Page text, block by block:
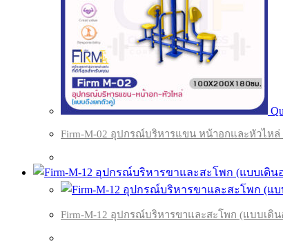
Firm-M-02 อุปกรณ์บริหารแขน หน้าอกและหัวไห
Firm-M-12 อุปกรณ์บริหารขาและสะโพก (แบบเดิ